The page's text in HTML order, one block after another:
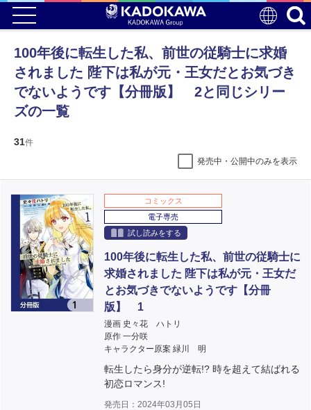
100年後に転生した私、前世の従騎士に求婚
されました 陛下は私が元・王女だとお気づき
でないようです【分冊版】 2と同じシリー
ズの一覧
31件
発売中・公開中のみを表示
コミックス
電子専売
試し読みをする
100年後に転生した私、前世の従騎士に
求婚されました 陛下は私が元・王女だ
とお気づきでないようです【分冊
版】 1
漫画 史々花 ハトリ
原作 一分咲
キャラクター原案 緑川 明
転生したら身分が逆転!? 時を超えて結ばれる
初恋ロマンス!
発売日：2024年03月05日